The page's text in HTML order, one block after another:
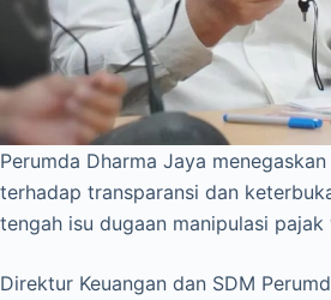
Perumda Dharma Jaya
terhadap transparansi dan
tengah isu dugaan manipulasi
Direktur Keuangan dan SDM